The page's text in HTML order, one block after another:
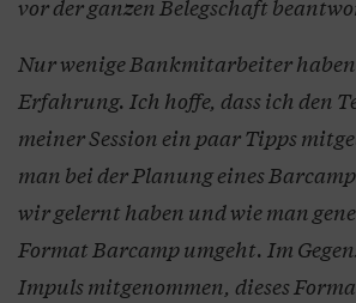
vor der ganzen Belegschaft
Nur wenige Bankmitarbeiter
Erfahrung. Ich hoffe, dass ich den
meiner Session ein paar Tipps
man bei der Planung eines
wir gelernt haben und wie man
Format Barcamp umgeht. Im
Impuls mitgenommen, dieses